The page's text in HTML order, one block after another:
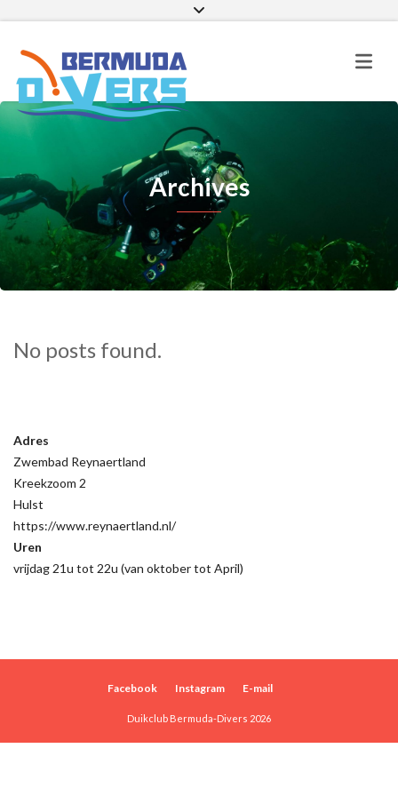
Facebook
Archives
No posts found.
Adres
Zwembad Reynaertland
Kreekzoom 2
Hulst
https://www.reynaertland.nl/
Uren
vrijdag 21u tot 22u (van oktober tot April)
Facebook Instagram E-mail
Duikclub Bermuda-Divers 2026